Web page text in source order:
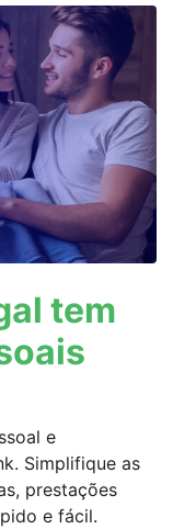
tem
e
Simplifique as
prestações
e fácil.